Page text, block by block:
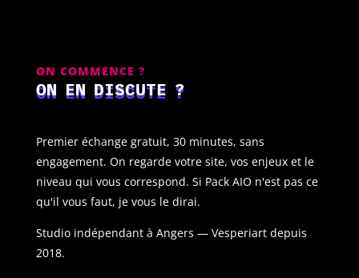
ON COMMENCE ?
ON EN DISCUTE ?
Premier échange gratuit, 30 minutes, sans
engagement. On regarde votre site, vos enjeux et le
niveau qui vous correspond. Si Pack AIO n'est pas ce
qu'il vous faut, je vous le dirai.
Studio indépendant à Angers — Vesperiart depuis
2018.